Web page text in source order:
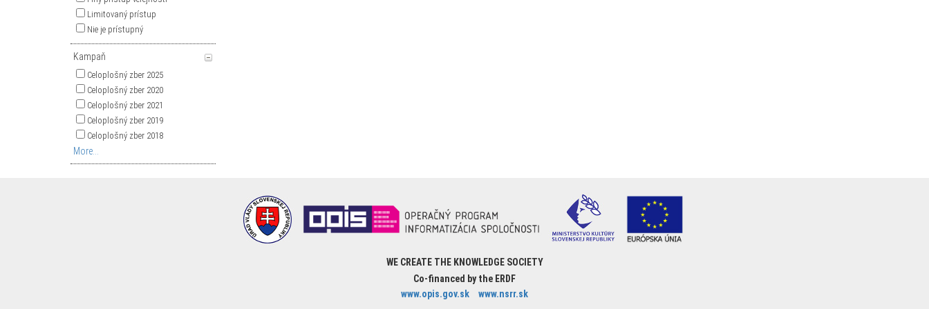
Limitovaný prístup
Nie je prístupný
Kampaň
Celoplošný zber 2025
Celoplošný zber 2020
Celoplošný zber 2021
Celoplošný zber 2019
Celoplošný zber 2018
More...
WE CREATE THE KNOWLEDGE SOCIETY
Co-financed by the ERDF
www.opis.gov.sk
www.nsrr.sk